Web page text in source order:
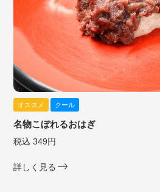
オススメ クール
名物こぼれるおはぎ
税込 349円
詳しく見る